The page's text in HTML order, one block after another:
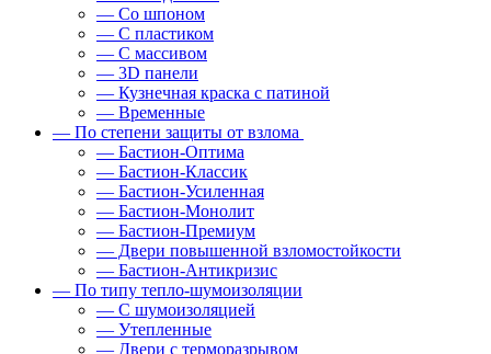
— Со шпоном
— С пластиком
— С массивом
— 3D панели
— Кузнечная краска с патиной
— Временные
— По степени защиты от взлома
— Бастион-Оптима
— Бастион-Классик
— Бастион-Усиленная
— Бастион-Монолит
— Бастион-Премиум
— Двери повышенной взломостойкости
— Бастион-Антикризис
— По типу тепло-шумоизоляции
— С шумоизоляцией
— Утепленные
— Двери с терморазрывом